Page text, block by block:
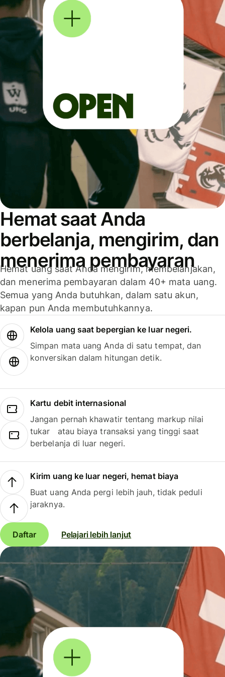
Hemat saat Anda
berbelanja, mengirim, dan
menerima pembayaran
Hemat uang saat Anda mengirim, membelanjakan,
dan menerima pembayaran dalam 40+ mata uang.
Semua yang Anda butuhkan, dalam satu akun,
kapan pun Anda membutuhkannya.
Kelola uang saat bepergian ke luar negeri.
Simpan mata uang Anda di satu tempat, dan
konversikan dalam hitungan detik.
Kartu debit internasional
Jangan pernah khawatir tentang markup nilai
tukar atau biaya transaksi yang tinggi saat
berbelanja di luar negeri.
Kirim uang ke luar negeri, hemat biaya
Buat uang Anda pergi lebih jauh, tidak peduli
jaraknya.
Daftar Pelajari lebih lanjut